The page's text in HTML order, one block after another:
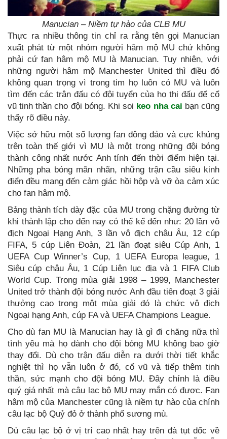
Manucian – Niềm tự hào của CLB MU
Thực ra nhiều thông tin chỉ ra rằng tên gọi Manucian
xuất phát từ một nhóm người hâm mộ MU chứ không
phải cứ fan hâm mộ MU là Manucian. Tuy nhiên, với
những người hâm mộ Manchester United thì điều đó
không quan trọng vì trong tim họ luôn có MU và luôn
tìm đến các trân đấu có đội tuyển của họ thi đấu để cổ
vũ tinh thần cho đội bóng. Khi soi keo nha cai bạn cũng
thấy rõ điều này.
Việc sở hữu một số lượng fan đông đảo và cực khủng
trên toàn thế giới vì MU là một trong những đội bóng
thành công nhất nước Anh tính đến thời điểm hiện tại.
Những pha bóng mãn nhãn, những trận cầu siêu kinh
điển đều mang đến cảm giác hồi hộp và vỡ òa cảm xúc
cho fan hâm mộ.
Bảng thành tích dày đặc của MU trong chặng đường từ
khi thành lập cho đến nay có thể kể đến như: 20 lần vô
địch Ngoại Hạng Anh, 3 lần vô địch châu Âu, 12 cúp
FIFA, 5 cúp Liên Đoàn, 21 lần đoạt siêu Cúp Anh, 1
UEFA Cup Winner’s Cup, 1 UEFA Europa league, 1
Siêu cúp châu Âu, 1 Cúp Liên lục địa và 1 FIFA Club
World Cup. Trong mùa giải 1998 – 1999, Manchester
United trở thành đội bóng nước Anh đầu tiên đoạt 3 giải
thưởng cao trong một mùa giải đó là chức vô địch
Ngoại hạng Anh, cúp FA và UEFA Champions League.
Cho dù fan MU là Manucian hay là gì đi chăng nữa thì
tình yêu mà họ dành cho đội bóng MU không bao giờ
thay đổi. Dù cho trận đấu diễn ra dưới thời tiết khắc
nghiệt thì họ vẫn luôn ở đó, cổ vũ và tiếp thêm tinh
thần, sức mạnh cho đội bóng MU. Đây chính là điều
quý giá nhất mà câu lạc bộ MU may mắn có được. Fan
hâm mộ của Manchester cũng là niềm tự hào của chính
câu lạc bộ Quỷ đỏ ở thành phố sương mù.
Dù câu lạc bộ ở vị trí cao nhất hay trên đà tụt dốc về